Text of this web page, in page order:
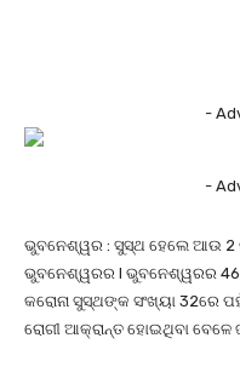
-
-
ଭୁବନେଶ୍ୱର : ସୁସ୍ଥ ହେଲେ ଆଉ 2
ଭୁବନେଶ୍ୱରର l ଭୁବନେଶ୍ୱରର 46
କରୋନା ସୁସ୍ଥଙ୍କ ସଂଖ୍ୟା 32ରେ
ରୋଗୀ ଆକ୍ରାନ୍ତ ହୋଇଥିବା